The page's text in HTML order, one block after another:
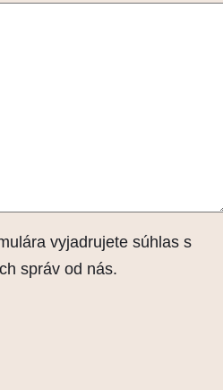
vyjadrujete súhlas s
správ od nás.